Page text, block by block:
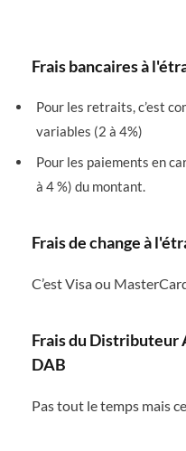
Frais bancaires à
Pour les retraits, c’est
variables (2 à 4%)
Pour les paiements en
à 4 %) du montant.
Frais de change à
C’est Visa ou
Frais du Distributeur
DAB
Pas tout le temps mais